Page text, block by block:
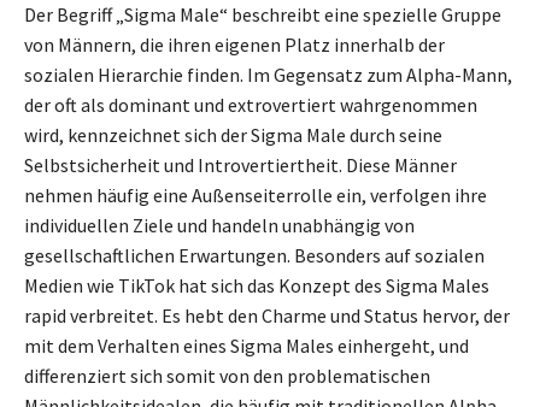
Der Begriff „Sigma Male“ beschreibt eine spezielle Gruppe
von Männern, die ihren eigenen Platz innerhalb der
sozialen Hierarchie finden. Im Gegensatz zum Alpha-Mann,
der oft als dominant und extrovertiert wahrgenommen
wird, kennzeichnet sich der Sigma Male durch seine
Selbstsicherheit und Introvertiertheit. Diese Männer
nehmen häufig eine Außenseiterrolle ein, verfolgen ihre
individuellen Ziele und handeln unabhängig von
gesellschaftlichen Erwartungen. Besonders auf sozialen
Medien wie TikTok hat sich das Konzept des Sigma Males
rapid verbreitet. Es hebt den Charme und Status hervor, der
mit dem Verhalten eines Sigma Males einhergeht, und
differenziert sich somit von den problematischen